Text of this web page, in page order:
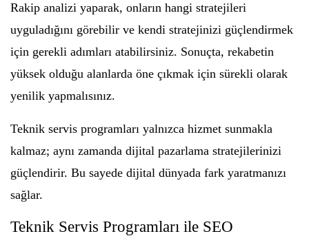
Rakip analizi yaparak, onların hangi stratejileri
uyguladığını görebilir ve kendi stratejinizi güçlendirmek
için gerekli adımları atabilirsiniz. Sonuçta, rekabetin
yüksek olduğu alanlarda öne çıkmak için sürekli olarak
yenilik yapmalısınız.
Teknik servis programları yalnızca hizmet sunmakla
kalmaz; aynı zamanda dijital pazarlama stratejilerinizi
güçlendirir. Bu sayede dijital dünyada fark yaratmanızı
sağlar.
Teknik Servis Programları ile SEO